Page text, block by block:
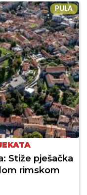
PULA
Stiže pješačka
rimskom